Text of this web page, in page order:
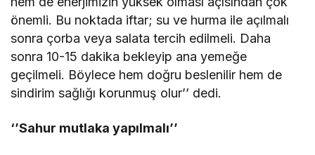
önemli. Bu noktada iftar; su ve hurma ile açılmalı
sonra çorba veya salata tercih edilmeli. Daha
sonra 10-15 dakika bekleyip ana yemeğe
geçilmeli. Böylece hem doğru beslenilir hem de
sindirim sağlığı korunmuş olur’’ dedi.
‘’Sahur mutlaka yapılmalı’’